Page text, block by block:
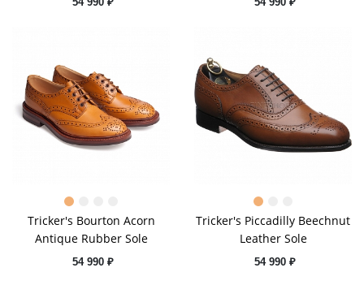
Tricker's Bourton Acorn
Antique Rubber Sole
54 990 ₽
Tricker's Piccadilly Beechnut
Leather Sole
54 990 ₽